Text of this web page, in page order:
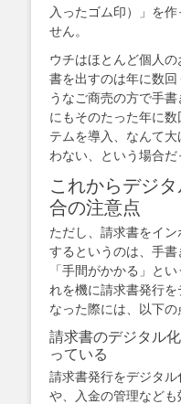
入ったゴム印）」を
せん。
ウチはほとんど個人
書を出すのは年に数
うなご商売の方で手
にもそのたった年に
テムを導入、なんて
わない、という場合だ
これからデジ
合の注意点
ただし、請求書をイ
するというのは、手書
「手間がかかる」と
れを機に請求書発行
なった際には、以下の
請求書のデジタル
っている
請求書発行をデジタ
や、入金の管理など